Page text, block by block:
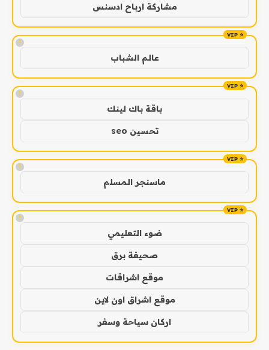
مشاركة ارباح ادسنس
!
عالم الشباب
!
باقة باك لينك
تحسين seo
!
ماسنجر المسلم
!
ضوء التعليمي
صحيفة برق
موقع اشراقات
موقع اشراق اون لاين
اركان سياحة وسفر